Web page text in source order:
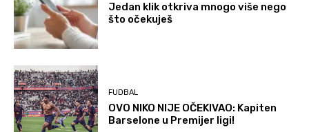
Jedan klik otkriva mnogo više nego
što očekuješ
FUDBAL
OVO NIKO NIJE OČEKIVAO: Kapiten
Barselone u Premijer ligi!